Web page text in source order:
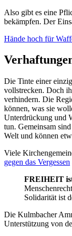
Also gibt es eine
bekämpfen. Der
Hände hoch für
Die Tinte einer
vollstrecken. Doch
verhindern. Die
können, was sie
Unterdrückung und
tun. Gemeinsam
Welt und können
Viele
gegen das Vergessen
FREIHEIT
Solidarität ist
Die Kulmbacher
Unterstützung von